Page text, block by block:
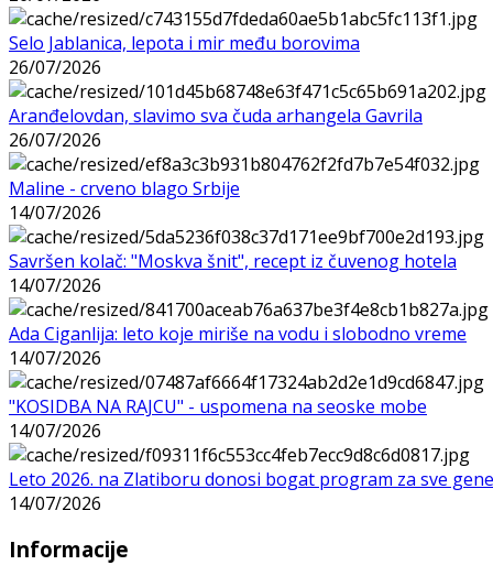
Selo Jablanica, lepota i mir među borovima
26/07/2026
Aranđelovdan, slavimo sva čuda arhangela Gavrila
26/07/2026
Maline - crveno blago Srbije
14/07/2026
Savršen kolač: "Moskva šnit", recept iz čuvenog hotela
14/07/2026
Ada Ciganlija: leto koje miriše na vodu i slobodno vreme
14/07/2026
"KOSIDBA NA RAJCU" - uspomena na seoske mobe
14/07/2026
Leto 2026. na Zlatiboru donosi bogat program za sve
14/07/2026
Informacije